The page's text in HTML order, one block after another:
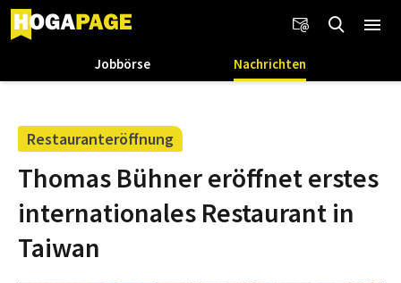
Jobbörse Nachrichten
Restauranteröffnung
Thomas Bühner eröffnet erstes
internationales Restaurant in
Taiwan